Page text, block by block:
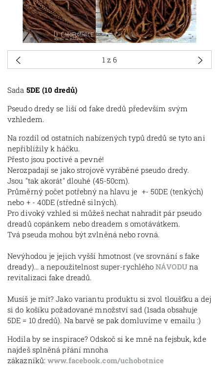
Sada 5DE (10 dredů)
Pseudo dredy se liší od fake dredů především svým
vzhledem.
Na rozdíl od ostatních nabízených typů dredů se tyto ani
nepřiblížily k háčku.
Přesto jsou poctivé a pevné!
Nerozpadají se jako strojově vyráběné pseudo dredy.
Jsou "tak akorát" dlouhé (45-50cm).
Průměrný počet potřebný na hlavu je +- 50DE (tenkých)
nebo + - 40DE (středně silných).
Pro divoký vzhled si můžeš nechat nahradit pár pseudo
dreadů copánkem nebo dreadem s omotávátkem.
Tvá pseuda mohou být zvlněná nebo rovná.
Nevýhodou je jejich vyšší hmotnost (ve srovnání s fake
dready)... a nepoužitelnost super-rychléhoNÁVODUna
revitalizaci fake dreadů.
Musíš je mít? Jako variantu produktu si zvol tloušťku a dej
si do košíku požadované množství sad (1sada obsahuje
5DE = 10 dredů). Na barvě se pak domluvíme v emailu :)
Hodila by se inspirace? Odskoč si ke mně na fejsbuk, kde
najdeš splněná přání mnoha
zákazníků:www.facebook.com/uchobotnice
1z 6